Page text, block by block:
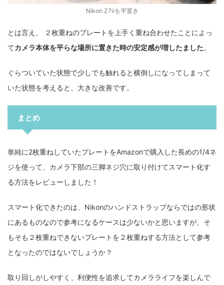
Nikon Z7iiを平置き
とは言え、 ２枚重ねのプレートを上手く重ね合わせたことによっ
てカメラ本体を平らな場所に置きた時の安定感が増したました。
ぐらついていた状態で少しでも触れると横倒しになってしまって
いた状態を考えると、大きな改善です。
まとめ
単純に2枚重ねしていたプレートをAmazonで購入した長めの1/4ネ
ジを使って、カメラ下部の三脚ネジ穴に取り付けてスマート化す
る方法をレビューしました！
スマート化できたのは、Nikonのハンドストラップならではの形状
にあるものなので参考になるケースは少ないかと思いますが、そ
もそも２枚重ねできないプレートを２枚重ねする方法として参考
となったのではないでしょうか？
取り回しがしやすく、利便性を追求してカメラライフを楽しんで